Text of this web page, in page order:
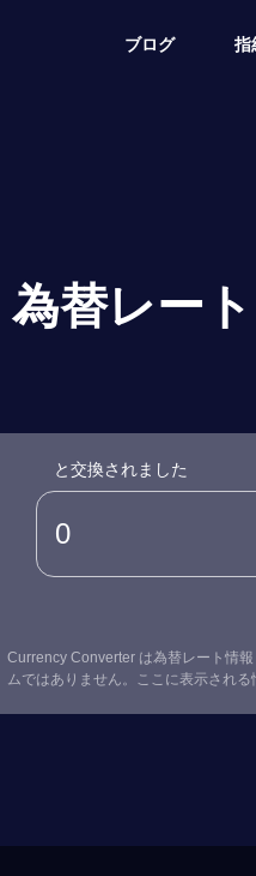
ブログ 指
替レート
と交換されました
Currency Converter は為替レート情
ムではありません。ここに表示され